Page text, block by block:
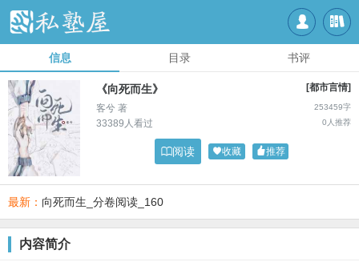
 
信息 目录 书评
[都市言情]
《向死而生》
253459字
客兮 著
0人推荐
33389人看过
阅读 收藏 推荐
最新： 向死而生_分卷阅读_160
内容简介